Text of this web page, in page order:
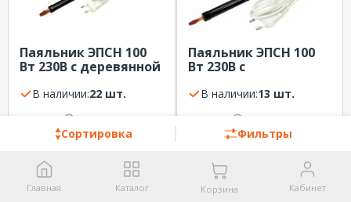
Сортировка Фильтры
Паяльник ЭПСН 100
Вт 230В с деревянной
REXANT
В наличии:
22 шт.
404.01₽
Паяльник ЭПСН 100
Вт 230В с
пакет REXANT
В наличии:
13 шт.
404.01₽
Главная Каталог Корзина Кабинет